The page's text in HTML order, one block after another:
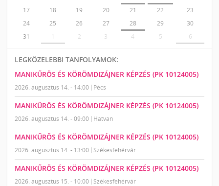
17
18 19 20 21 22
23
24
25 26 27 28 29
30
31
1 2 3 4 5 6
LEGKÖZELEBBI TANFOLYAMOK:
MANIKŰRÖS ÉS KÖRÖMDIZÁJNER KÉPZÉS (PK 10124005)
2026. augusztus 14. - 14:00 Pécs
MANIKŰRÖS ÉS KÖRÖMDIZÁJNER KÉPZÉS (PK 10124005)
2026. augusztus 14. - 09:00 Hatvan
MANIKŰRÖS ÉS KÖRÖMDIZÁJNER KÉPZÉS (PK 10124005)
2026. augusztus 14. - 13:00 Székesfehérvár
MANIKŰRÖS ÉS KÖRÖMDIZÁJNER KÉPZÉS (PK 10124005)
2026. augusztus 15. - 10:00 Székesfehérvár